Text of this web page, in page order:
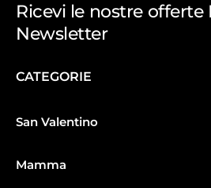
Ricevi le nostre offerte
Newsletter
CATEGORIE
San Valentino
Mamma